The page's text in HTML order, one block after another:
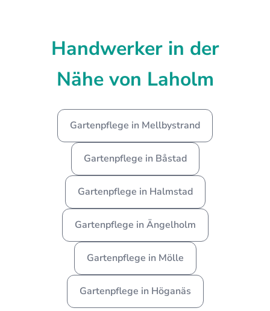
Handwerker in der
Nähe von Laholm
Gartenpflege in Mellbystrand
Gartenpflege in Båstad
Gartenpflege in Halmstad
Gartenpflege in Ängelholm
Gartenpflege in Mölle
Gartenpflege in Höganäs